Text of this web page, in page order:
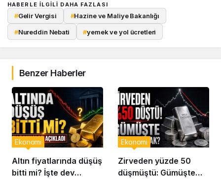
HABERLE ILGILI DAHA FAZLASI
#Gelir Vergisi #Hazine ve Maliye Bakanlığı
#Nureddin Nebati #yemek ve yol ücretleri
Benzer Haberler
Altın fiyatlarında düşüş
bitti mi? İşte dev
Ekonomi
Zirveden yüzde 50
düşmüştü: Gümüşte
Ekonomi